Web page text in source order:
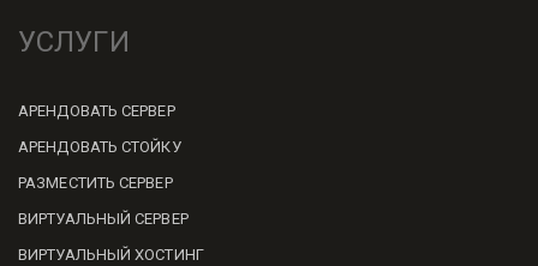
УСЛУГИ
АРЕНДОВАТЬ СЕРВЕР
АРЕНДОВАТЬ СТОЙКУ
РАЗМЕСТИТЬ СЕРВЕР
ВИРТУАЛЬНЫЙ СЕРВЕР
ВИРТУАЛЬНЫЙ ХОСТИНГ